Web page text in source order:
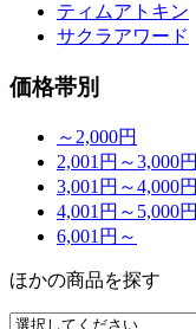
ティムアトキン
サクラアワード
価格帯別
～2,000円
2,001円～3,000円
3,001円～4,000円
4,001円～5,000円
6,001円～
ほかの商品を探す